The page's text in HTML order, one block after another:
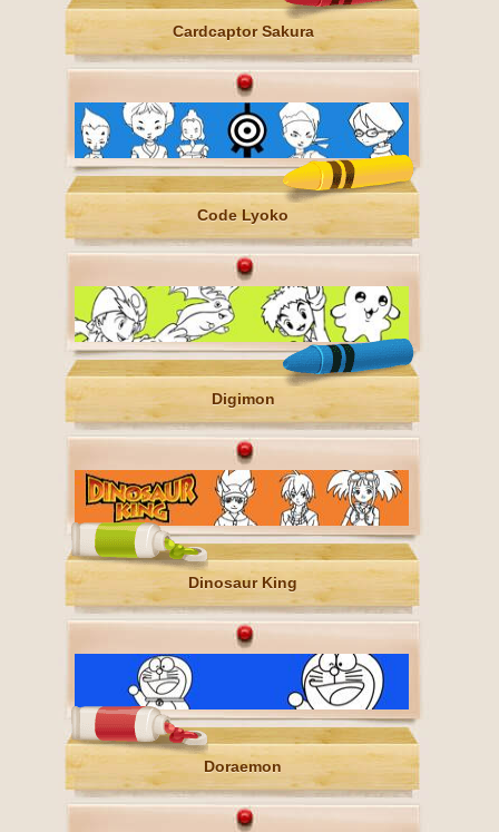
Cardcaptor Sakura
Code Lyoko
Digimon
Dinosaur King
Doraemon